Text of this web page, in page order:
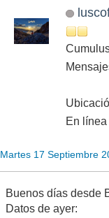
En línea
Martes 17 Septiembre
Buenos días desde
Datos de ayer: